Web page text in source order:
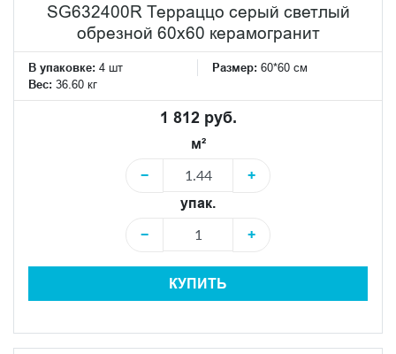
SG632400R Терраццо серый светлый
обрезной 60x60 керамогранит
В упаковке: 4 шт Размер: 60*60 см
Вес: 36.60 кг
1 812 руб.
м²
−
+
упак.
−
+
КУПИТЬ